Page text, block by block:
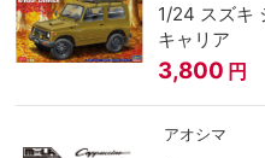
1/24 スズキ
キャリア
3,800 円
アオシマ